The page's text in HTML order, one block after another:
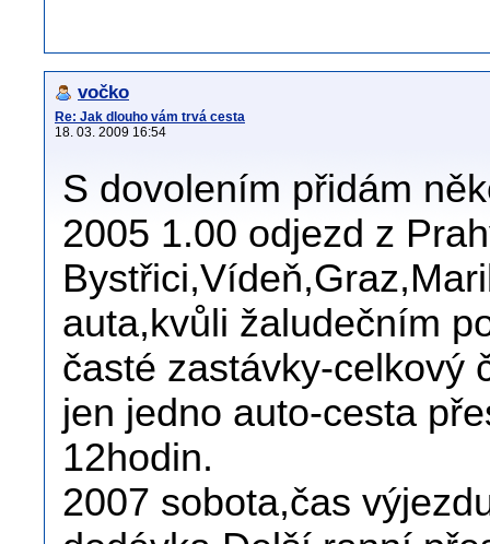
vočko
Re: Jak dlouho vám trvá cesta
18. 03. 2009 16:54
S dovolením přidám
2005 1.00 odjezd z
auta,kvůli žaludečním
časté zastávky-celkový
jen jedno auto-cesta
12hodin.
2007 sobota,čas